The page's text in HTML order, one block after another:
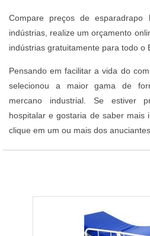
Compare preços de esparadrapo
indústrias, realize um orçamento
indústrias gratuitamente para todo o
Pensando em facilitar a vida do
selecionou a maior gama de
mercano industrial. Se estiver
hospitalar e gostaria de saber mais
clique em um ou mais dos